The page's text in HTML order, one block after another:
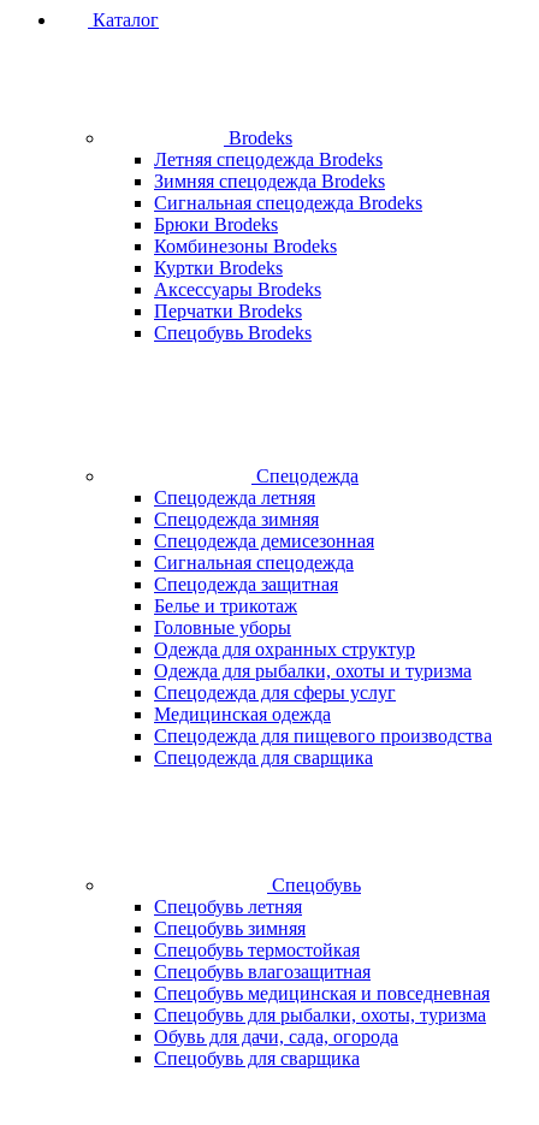
Каталог
Brodeks
Летняя спецодежда Brodeks
Зимняя спецодежда Brodeks
Сигнальная спецодежда Brodeks
Брюки Brodeks
Комбинезоны Brodeks
Куртки Brodeks
Аксессуары Brodeks
Перчатки Brodeks
Спецобувь Brodeks
Спецодежда
Спецодежда летняя
Спецодежда зимняя
Спецодежда демисезонная
Сигнальная спецодежда
Спецодежда защитная
Белье и трикотаж
Головные уборы
Одежда для охранных структур
Одежда для рыбалки, охоты и туризма
Спецодежда для сферы услуг
Медицинская одежда
Спецодежда для пищевого производства
Спецодежда для сварщика
Спецобувь
Спецобувь летняя
Спецобувь зимняя
Спецобувь термостойкая
Спецобувь влагозащитная
Спецобувь медицинская и повседневная
Спецобувь для рыбалки, охоты, туризма
Обувь для дачи, сада, огорода
Спецобувь для сварщика